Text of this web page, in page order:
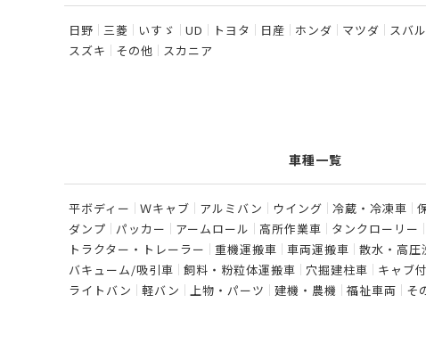
車種一覧
平ボディー Ｗキャブ アルミバン ウイング 冷蔵・冷凍車
ダンプ
パッカー アームロール 高所作業車 タンクローリー
トラクター・トレーラー
重機運搬車 車両運搬車
散水・高圧
バキューム/吸引車
飼料・粉粒体運搬車 穴掘建柱車 キャブ
ライトバン
軽バン 上物・パーツ 建機・農機 福祉車両 そ
日野 三菱 いすゞ UD トヨタ 日産 ホンダ マツダ スバル
スズキ
その他 スカニア